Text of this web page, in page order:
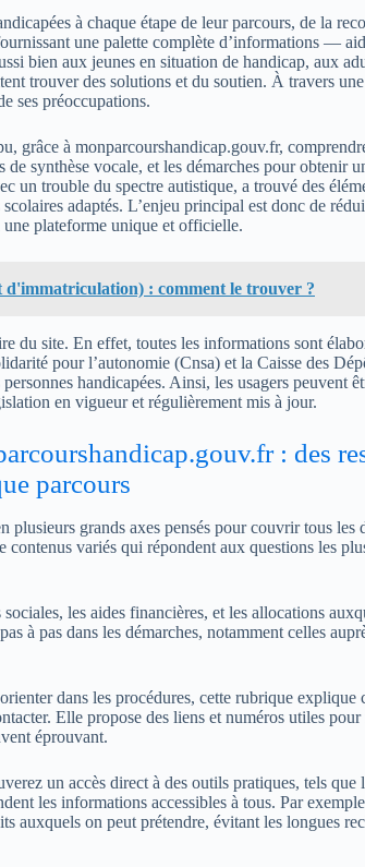
à chaque étape de leur parcours, de la
une palette complète d’informations —
bien aux jeunes en situation de handicap, aux
trouver des solutions et du soutien. À travers
ses préoccupations.
grâce à monparcourshandicap.gouv.fr,
synthèse vocale, et les démarches pour obtenir
un trouble du spectre autistique, a trouvé des
adaptés. L’enjeu principal est donc de
une plateforme unique et officielle.
: comment le trouver ?
du site. En effet, toutes les informations sont
pour l’autonomie (Cnsa) et la Caisse des
handicapées. Ainsi, les usagers peuvent
en vigueur et régulièrement mis à jour.
: des
parcours
plusieurs grands axes pensés pour couvrir tous les
variés qui répondent aux questions les
les aides financières, et les allocations
à pas dans les démarches, notamment celles
dans les procédures, cette rubrique explique
Elle propose des liens et numéros utiles
éprouvant.
un accès direct à des outils pratiques, tels que
les informations accessibles à tous. Par
auxquels on peut prétendre, évitant les longues